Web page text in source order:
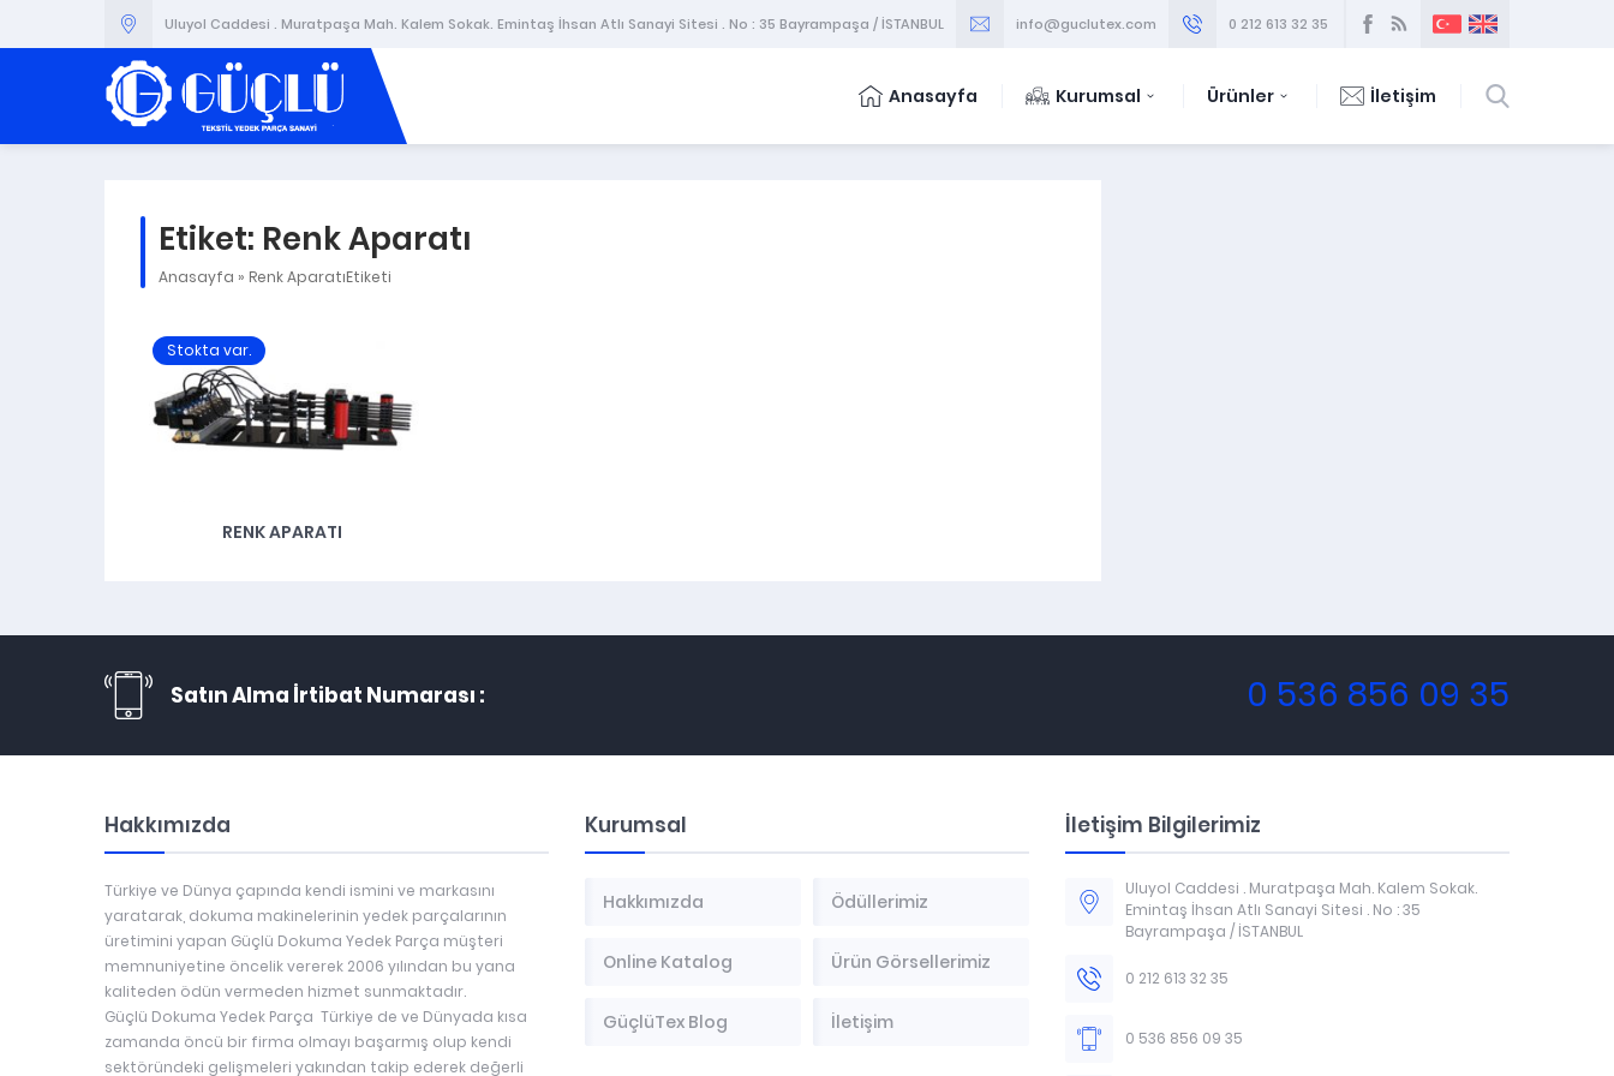
Uluyol Caddesi . Muratpaşa Mah. Kalem Sokak. Emintaş İhsan Atlı Sanayi Sitesi . No : 35 Bayrampaşa / İSTANBUL info@guclutex.com 0 212 613 32 35
Anasayfa Kurumsal Ürünler İletişim
Etiket: Renk Aparatı
Anasayfa » Renk AparatıEtiketi
Stokta var.
RENK APARATI
Satın Alma İrtibat Numarası : 0 536 856 09 35
Hakkımızda
Türkiye ve Dünya çapında kendi ismini ve markasını
yaratarak, dokuma makinelerinin yedek parçalarının
üretimini yapan Güçlü Dokuma Yedek Parça müşteri
memnuniyetine öncelik vererek 2006 yılından bu yana
kaliteden ödün vermeden hizmet sunmaktadır.
Güçlü Dokuma Yedek Parça Türkiye de ve Dünyada kısa
zamanda öncü bir firma olmayı başarmış olup kendi
sektöründeki gelişmeleri yakından takip ederek değerli
Kurumsal
Hakkımızda Ödüllerimiz
Online Katalog Ürün Görsellerimiz
GüçlüTex Blog İletişim
İletişim Bilgilerimiz
Uluyol Caddesi . Muratpaşa Mah. Kalem Sokak.
Emintaş İhsan Atlı Sanayi Sitesi . No : 35
Bayrampaşa / İSTANBUL
0 212 613 32 35
0 536 856 09 35